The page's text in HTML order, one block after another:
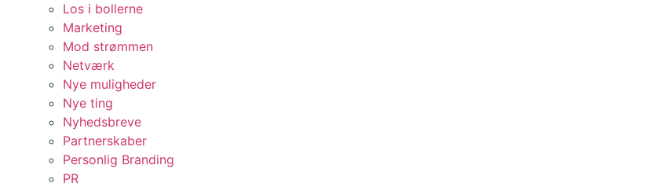
Los i bollerne
Marketing
Mod strømmen
Netværk
Nye muligheder
Nye ting
Nyhedsbreve
Partnerskaber
Personlig Branding
PR